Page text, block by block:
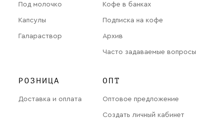
Под молочко
Капсулы
Галараствор
Кофе в банках
Подписка на кофе
Архив
Часто задаваемые вопросы
РОЗНИЦА
Доставка и оплата
ОПТ
Оптовое предложение
Создать личный кабинет